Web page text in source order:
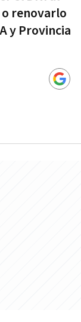
renovarlo
y Provincia